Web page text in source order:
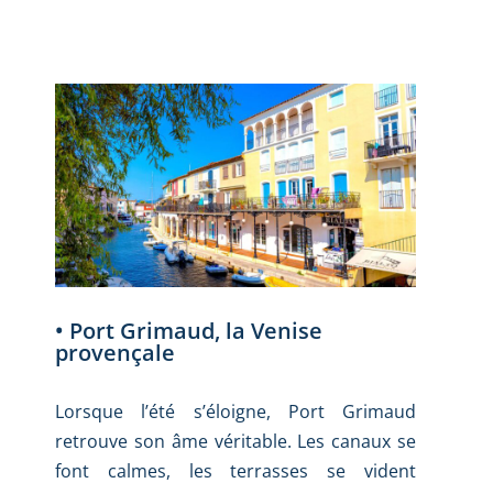
• Port Grimaud, la Venise
provençale
Lorsque l’été s’éloigne, Port Grimaud
retrouve son âme véritable. Les canaux se
font calmes, les terrasses se vident